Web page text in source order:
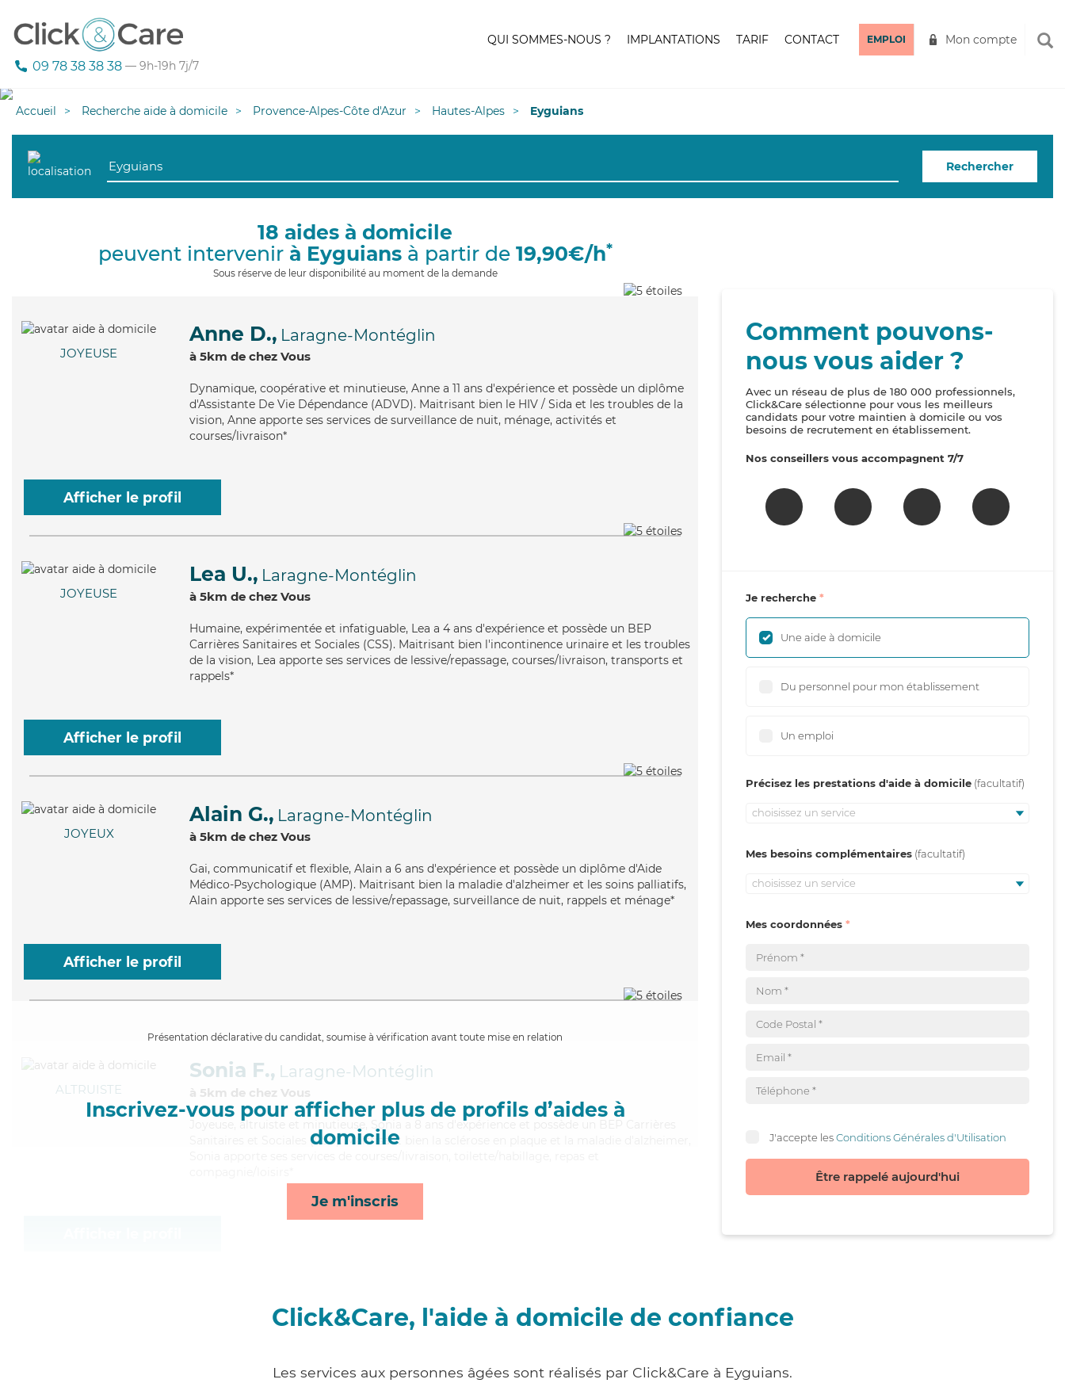
09 78 38 38 38 — 9h-19h 7j/7
QUI SOMMES-NOUS ? IMPLANTATIONS TARIF CONTACT EMPLOI Mon compte
Accueil Recherche aide à domicile Provence-Alpes-Côte d'Azur Hautes-Alpes Eyguians
Rechercher
18 aides à domicile
peuvent intervenir à Eyguiansà partir de 19,90€/h*
Sous réserve de leur disponibilité au moment de la demande
JOYEUSE
Anne D., Laragne-Montéglin
à 5km de chez Vous
Dynamique, coopérative et minutieuse, Anne a 11 ans d'expérience et possède un diplôme
d'Assistante De Vie Dépendance (ADVD). Maitrisant bien le HIV / Sida et les troubles de la
vision, Anne apporte ses services de surveillance de nuit, ménage, activités et
courses/livraison*
Afficher le profil
JOYEUSE
Lea U., Laragne-Montéglin
à 5km de chez Vous
Humaine, expérimentée et infatiguable, Lea a 4 ans d'expérience et possède un BEP
Carrières Sanitaires et Sociales (CSS). Maitrisant bien l'incontinence urinaire et les troubles
de la vision, Lea apporte ses services de lessive/repassage, courses/livraison, transports et
rappels*
Afficher le profil
JOYEUX
Alain G., Laragne-Montéglin
à 5km de chez Vous
Gai, communicatif et flexible, Alain a 6 ans d'expérience et possède un diplôme d'Aide
Médico-Psychologique (AMP). Maitrisant bien la maladie d'alzheimer et les soins palliatifs,
Alain apporte ses services de lessive/repassage, surveillance de nuit, rappels et ménage*
Afficher le profil
Présentation déclarative du candidat, soumise à vérification avant toute mise en relation
Inscrivez-vous pour afficher plus de profils d’aides à
domicile
Je m'inscris
ALTRUISTE
Sonia F., Laragne-Montéglin
à 5km de chez Vous
, altruiste et minutieuse, Sonia a 8 ans d'expérience et possède un BEP Carrières
Sanitaires et Sociales (CSS). Maitrisant bien la sclérose en plaque et la maladie d'alzheimer,
Comment pouvons-
nous vous aider ?
Avec un réseau de plus de 180 000 professionnels,
Click&Care sélectionne pour vous les meilleurs
candidats pour votre maintien à domicile ou vos
besoins de recrutement en établissement.
Nos conseillers vous accompagnent 7/7
Je recherche
Une aide à domicile
Du personnel pour mon établissement
Un emploi
Précisez les prestations d'aide à domicile
choisissez un service
Mes besoins complémentaires
choisissez un service
Mes coordonnées
J'accepte lesConditions Générales d'Utilisation
Être rappelé aujourd'hui
Click&Care, l'aide à domicile de confiance
Les services aux personnes âgées sont réalisés par Click&Care à Eyguians.